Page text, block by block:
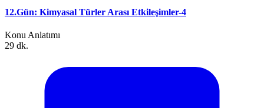
12.Gün: Kimyasal Türler Arası Etkileşimler-4
Konu Anlatımı
29 dk.